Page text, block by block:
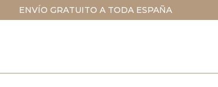
ENVÍO GRATUITO A TODA ESPAÑA